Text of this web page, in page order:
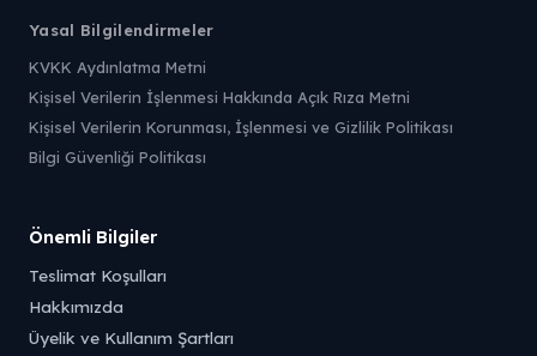
Yasal Bilgilendirmeler
KVKK Aydınlatma Metni
Kişisel Verilerin İşlenmesi Hakkında Açık Rıza Metni
Kişisel Verilerin Korunması, İşlenmesi ve Gizlilik Politikası
Bilgi Güvenliği Politikası
Önemli Bilgiler
Teslimat Koşulları
Hakkımızda
Üyelik ve Kullanım Şartları